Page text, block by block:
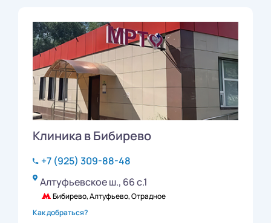
Клиника в Бибирево
+7 (925) 309-88-48
Алтуфьевское ш., 66 с.1
Бибирево, Алтуфьево, Отрадное
Как добраться?